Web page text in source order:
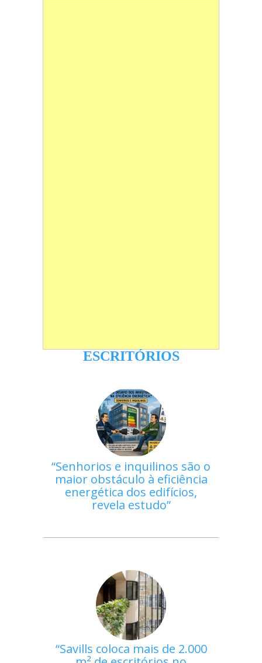
ESCRITÓRIOS
Senhorios e inquilinos são o
maior obstáculo à eficiência
energética dos edifícios,
revela estudo
Savills coloca mais de 2.000